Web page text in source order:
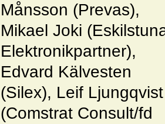
Månsson (Prevas),
Mikael Joki
Elektronikpartner),
Edvard Kälvesten
(Silex), Leif Ljungqvist
(Comstrat Consult/fd